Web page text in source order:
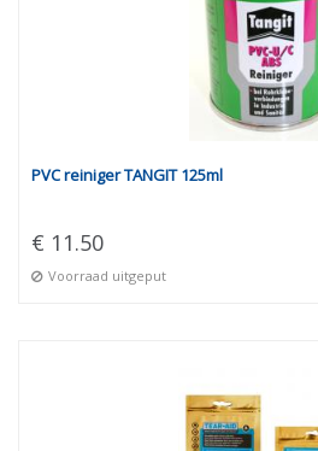
PVC reiniger TANGIT 125ml
€ 11.50
Voorraad uitgeput